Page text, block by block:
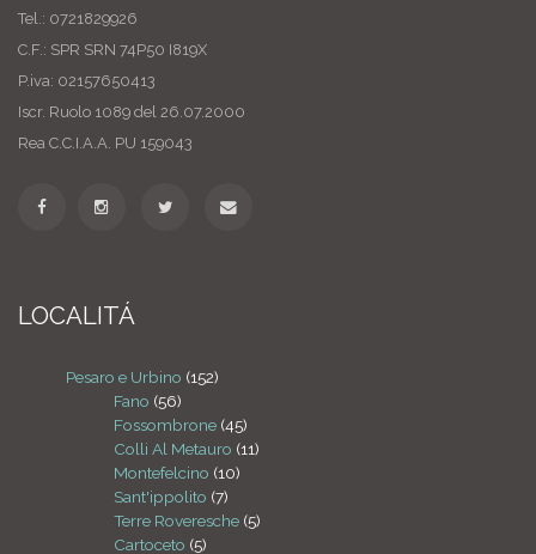
Tel.: 0721829926
C.F.: SPR SRN 74P50 I819X
P.iva: 02157650413
Iscr. Ruolo 1089 del 26.07.2000
Rea C.C.I.A.A. PU 159043
LOCALITÁ
Pesaro e Urbino (152)
Fano (56)
Fossombrone (45)
Colli Al Metauro (11)
Montefelcino (10)
Sant'ippolito (7)
Terre Roveresche (5)
Cartoceto (5)